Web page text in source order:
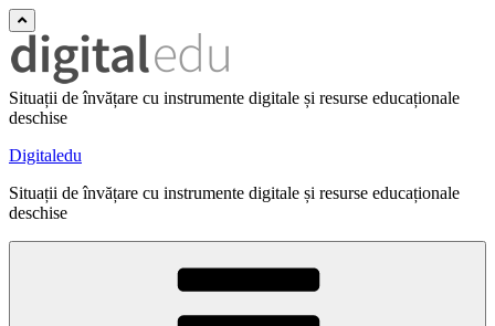
Situații de învățare cu instrumente digitale și resurse educaționale
deschise
Digitaledu
Situații de învățare cu instrumente digitale și resurse educaționale
deschise